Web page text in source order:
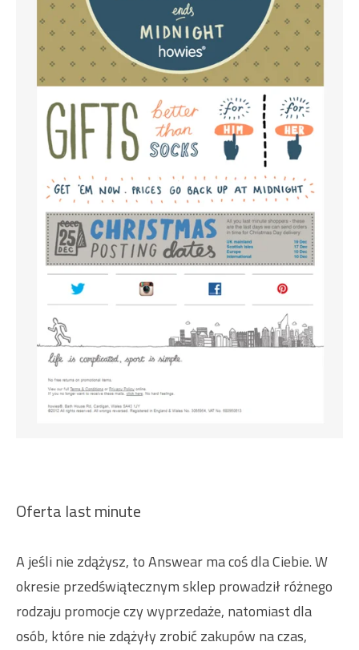
Oferta last minute
A jeśli nie zdążysz, to Answear ma coś dla Ciebie. W
okresie przedświątecznym sklep prowadził różnego
rodzaju promocje czy wyprzedaże, natomiast dla
osób, które nie zdążyły zrobić zakupów na czas,